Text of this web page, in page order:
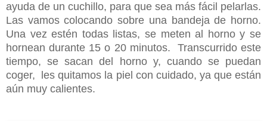
ayuda de un cuchillo, para que sea más fácil pelarlas.
Las vamos colocando sobre una bandeja de horno.
Una vez estén todas listas, se meten al horno y se
hornean durante 15 o 20 minutos. Transcurrido este
tiempo, se sacan del horno y, cuando se puedan
coger, les quitamos la piel con cuidado, ya que están
aún muy calientes.